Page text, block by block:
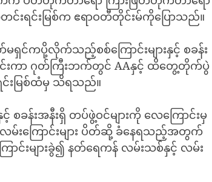
ရင်းမြစ်က ဧရာဝတီတိုင်းမ်ကိုပြောသည်။
င်ကပို့လိုက်သည့်စစ်ကြောင်းများနှင့် စခန်း
င်းကာ ဂုတ်ကြီးဘက်တွင် AAနှင့် ထိတွေ့တိုက်ပွဲ
ရင်းမြစ်ထံမှ သိရသည်။
ခန်းအနီးရှိ တပ်ဖွဲ့ဝင်များကို လေကြောင်းမှ
လမ်းကြောင်းများ ပိတ်ဆို့ ခံနေရသည့်အတွက်
ာင်းများခွဲ၍ နတ်ရေကန် လမ်းသစ်နှင့် လမ်း